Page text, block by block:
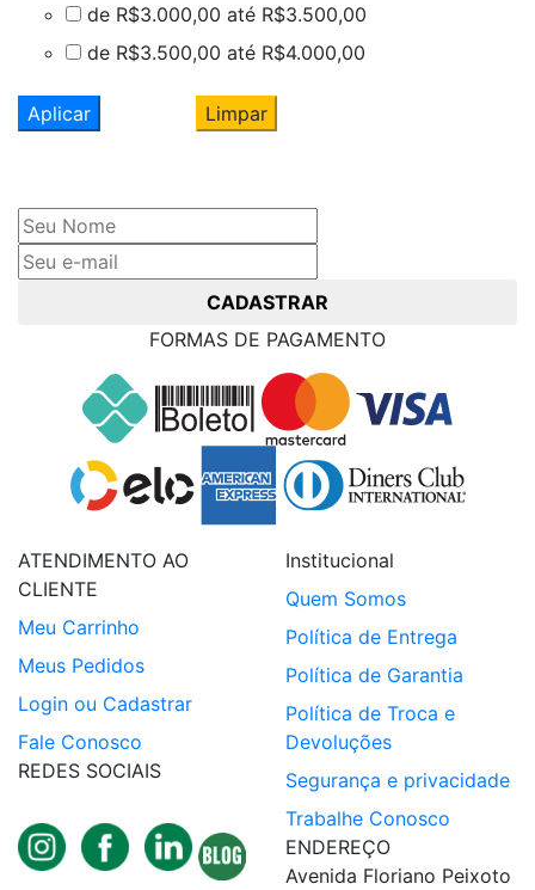
de R$3.000,00 até R$3.500,00
de R$3.500,00 até R$4.000,00
Aplicar Limpar
CADASTRAR
FORMAS DE PAGAMENTO
ATENDIMENTO AO
CLIENTE
Meu Carrinho
Meus Pedidos
Login ou Cadastrar
Fale Conosco
REDES SOCIAIS
Institucional
Quem Somos
Política de Entrega
Política de Garantia
Política de Troca e
Devoluções
Segurança e privacidade
Trabalhe Conosco
ENDEREÇO
Avenida Floriano Peixoto